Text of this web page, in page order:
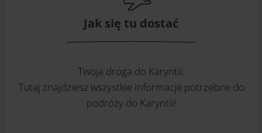
Jak się tu dostać
Twoja droga do Karyntii.
Tutaj znajdziesz wszystkie informacje potrzebne do
podróży do Karyntii!